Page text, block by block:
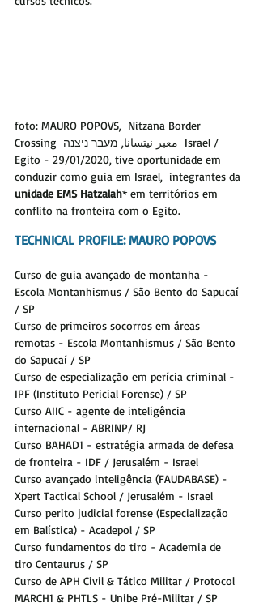
foto: MAURO POPOVS,  Nitzana Border
Crossing  معبر نيتسانا, מעבר ניצנה  Israel /
Egito - 29/01/2020, tive oportunidade em
conduzir como guia em Israel,  integrantes da
unidade EMS Hatzalah* em territórios em
conflito na fronteira com o Egito.
TECHNICAL PROFILE: MAURO POPOVS
Curso de guia avançado de montanha -
Escola Montanhismus / São Bento do Sapucaí
/ SP
Curso de primeiros socorros em áreas
remotas - Escola Montanhismus / São Bento
do Sapucaí / SP
Curso de especialização em perícia criminal -
IPF (Instituto Pericial Forense) / SP
Curso AIIC - agente de inteligência
internacional - ABRINP/ RJ
Curso BAHAD1 - estratégia armada de defesa
de fronteira - IDF / Jerusalém - Israel
Curso avançado inteligência (FAUDABASE) -
Xpert Tactical School / Jerusalém - Israel
Curso perito judicial forense (Especialização
em Balística) - Acadepol / SP
Curso fundamentos do tiro - Academia de
tiro Centaurus / SP
Curso de APH Civil & Tático Militar / Protocol
MARCH1 & PHTLS - Unibe Pré-Militar / SP